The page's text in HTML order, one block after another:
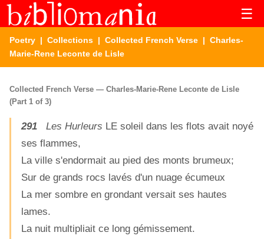
☰
Poetry | Collections | Collected French Verse | Charles-
Marie-Rene Leconte de Lisle
Collected French Verse — Charles-Marie-Rene Leconte de Lisle
(Part 1 of 3)
291 Les Hurleurs LE soleil dans les flots avait noyé
ses flammes,
La ville s'endormait au pied des monts brumeux;
Sur de grands rocs lavés d'un nuage écumeux
La mer sombre en grondant versait ses hautes
lames.
La nuit multipliait ce long gémissement.